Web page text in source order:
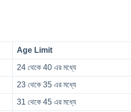
Age Limit
24 থেকে 40 এর মধ্যে
23 থেকে 35 এর মধ্যে
31 থেকে 45 এর মধ্যে